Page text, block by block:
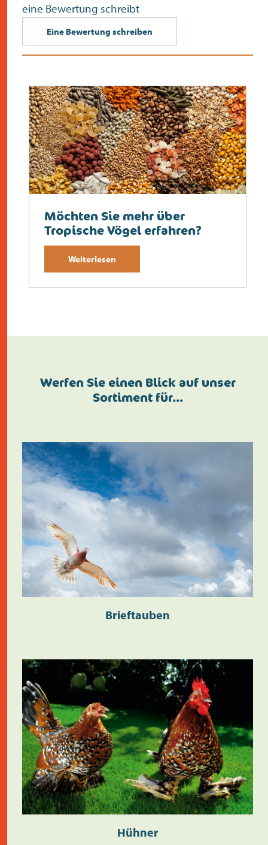
eine Bewertung schreibt
Eine Bewertung schreiben
Möchten Sie mehr über
Tropische Vögel erfahren?
Weiterlesen
Werfen Sie einen Blick auf unser
Sortiment für…
Brieftauben
Hühner